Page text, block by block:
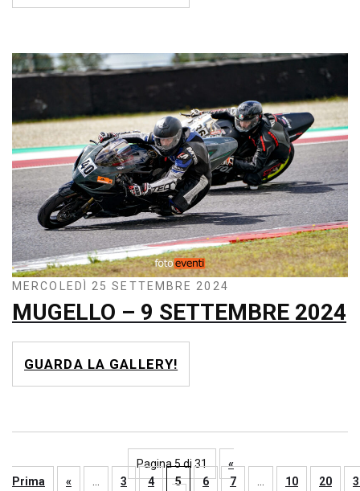
MERCOLEDÌ 25 SETTEMBRE 2024
MUGELLO – 9 SETTEMBRE 2024
GUARDA LA GALLERY!
Pagina 5 di 31
«
Prima
« 3 4 5 6 7 10 20